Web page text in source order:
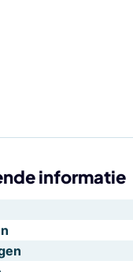
informatie